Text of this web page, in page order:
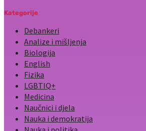
Kategorije
Debankeri
Analize i mišljenja
Biologija
English
Fizika
LGBTIQ+
Medicina
Naučnici i djela
Nauka i demokratija